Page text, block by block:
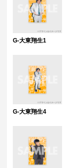
G-大東翔生1
G-大東翔生4